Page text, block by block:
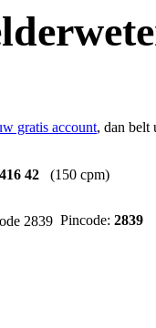
gratis account, dan belt
42 (150 cpm)
Pincode: 2839